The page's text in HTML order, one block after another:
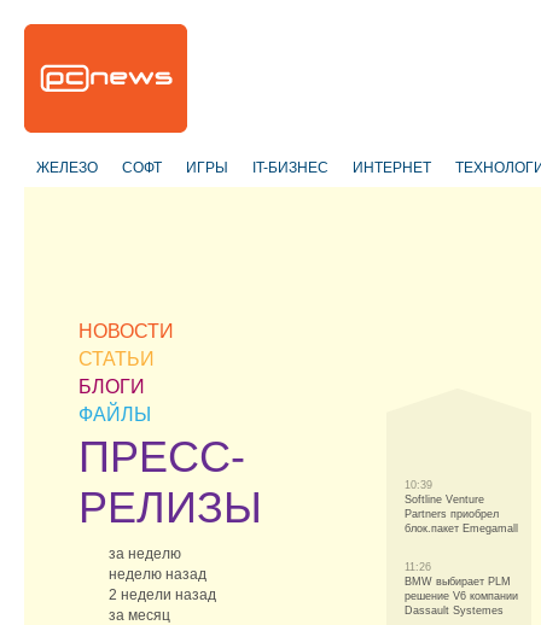
ЖЕЛЕЗО СОФТ ИГРЫ IT-БИЗНЕС ИНТЕРНЕТ
НОВОСТИ
СТАТЬИ
БЛОГИ
ФАЙЛЫ
ПРЕСС-
РЕЛИЗЫ
за неделю
неделю назад
2 недели назад
за месяц
10:39
Softline Venture
Partners приобрел
блок.пакет Emegamall
11:26
BMW выбирает PLM
решение V6 компании
Dassault Systemes